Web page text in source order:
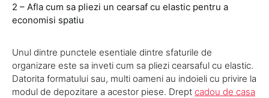
2 – Afla cum sa pliezi un cearsaf cu elastic pentru a
economisi spatiu
Unul dintre punctele esentiale dintre sfaturile de
organizare este sa inveti cum sa pliezi cearsaful cu elastic.
Datorita formatului sau, multi oameni au indoieli cu privire la
modul de depozitare a acestor piese. Drept cadou de casa